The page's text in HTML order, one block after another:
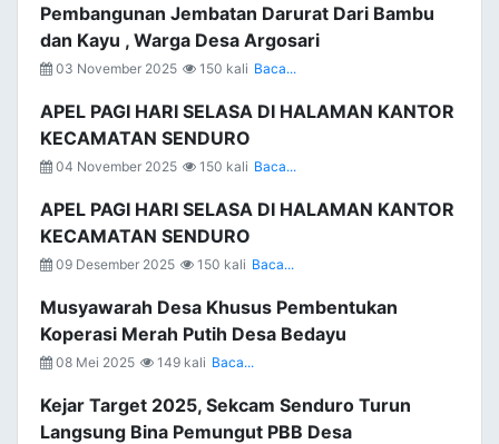
Pembangunan Jembatan Darurat Dari Bambu
dan Kayu , Warga Desa Argosari
03 November 2025 150 kali Baca...
APEL PAGI HARI SELASA DI HALAMAN KANTOR
KECAMATAN SENDURO
04 November 2025 150 kali Baca...
APEL PAGI HARI SELASA DI HALAMAN KANTOR
KECAMATAN SENDURO
09 Desember 2025 150 kali Baca...
Musyawarah Desa Khusus Pembentukan
Koperasi Merah Putih Desa Bedayu
08 Mei 2025 149 kali Baca...
Kejar Target 2025, Sekcam Senduro Turun
Langsung Bina Pemungut PBB Desa